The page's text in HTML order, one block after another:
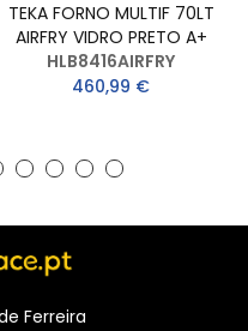
TEKA FORNO MULTIF 70LT
AIRFRY VIDRO PRETO A+
HLB8416AIRFRY
460,99 €
Ferreira